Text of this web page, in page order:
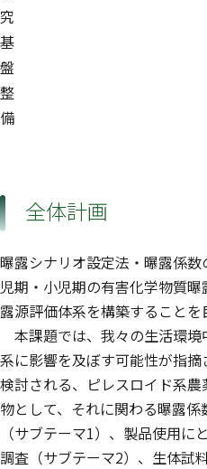
究
基
盤
整
備
全体計画
曝露シナリオ設定法・曝露係
児期・小児期の有害化学物質
露源評価体系を構築することを
本課題では、我々の生活環
系に影響を及ぼす可能性が指
検討される、ピレスロイド系
物として、それに関わる曝露
（サブテーマ1）、製品使用
調査（サブテーマ2）、生体試